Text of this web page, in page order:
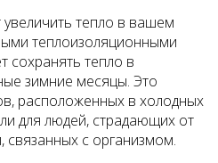
тепло в вашем
теплоизоляционными
сохранять тепло в
зимние месяцы. Это
расположенных в холодных
для людей, страдающих от
связанных с организмом.